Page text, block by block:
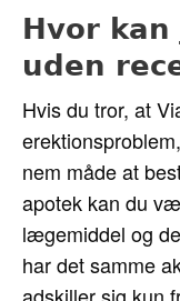
Hvor
uden
Hvis du tror, ​​at
nem måde at
apotek kan du
lægemiddel og
har det samme
adskiller sig kun